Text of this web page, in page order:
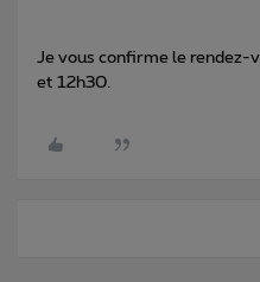
Je vous confirme le rendez-
et 12h30.